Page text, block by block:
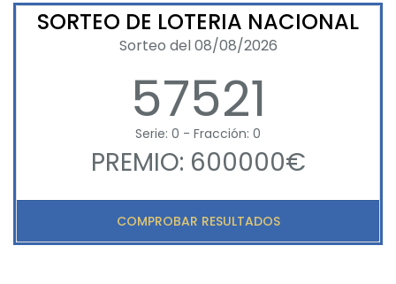
SORTEO DE LOTERIA NACIONAL
Sorteo del 08/08/2026
57521
Serie: 0 - Fracción: 0
PREMIO: 600000€
COMPROBAR RESULTADOS